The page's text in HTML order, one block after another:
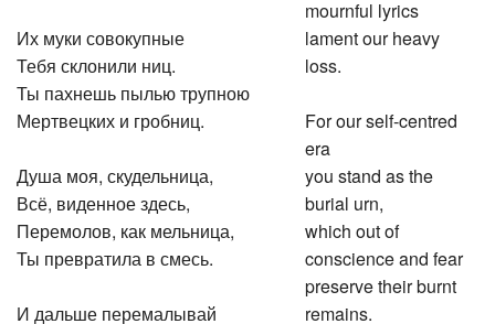
Их муки совокупные
Тебя склонили ниц.
Ты пахнешь пылью трупною
Мертвецких и гробниц.
Душа моя, скудельница,
Всё, виденное здесь,
Перемолов, как мельница,
Ты превратила в смесь.
И дальше перемалывай
mournful lyrics
lament our heavy
loss.
For our self-centred
era
you stand as the
burial urn,
which out of
conscience and fear
preserve their burnt
remains.